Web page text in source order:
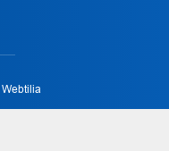
Webtilia